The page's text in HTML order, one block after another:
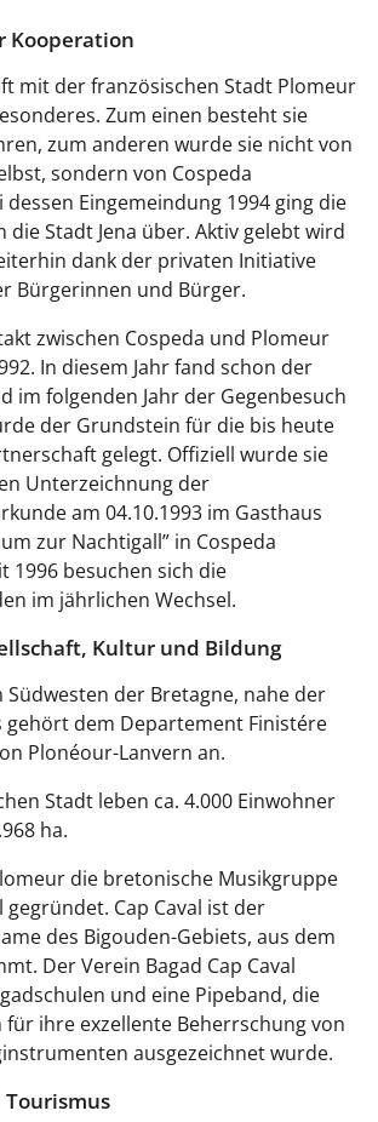
Kooperation
mit der französischen Stadt Plomeur
Zum einen besteht sie
zum anderen wurde sie nicht von
sondern von Cospeda
dessen Eingemeindung 1994 ging die
die Stadt Jena über. Aktiv gelebt wird
dank der privaten Initiative
Bürgerinnen und Bürger.
zwischen Cospeda und Plomeur
In diesem Jahr fand schon der
im folgenden Jahr der Gegenbesuch
der Grundstein für die bis heute
gelegt. Offiziell wurde sie
Unterzeichnung der
am 04.10.1993 im Gasthaus
zur Nachtigall” in Cospeda
1996 besuchen sich die
im jährlichen Wechsel.
Kultur und Bildung
Südwesten der Bretagne, nahe der
gehört dem Departement Finistére
Plonéour-Lanvern an.
Stadt leben ca. 4.000 Einwohner
ha.
die bretonische Musikgruppe
gegründet. Cap Caval ist der
des Bigouden-Gebiets, aus dem
Der Verein Bagad Cap Caval
und eine Pipeband, die
ihre exzellente Beherrschung von
ausgezeichnet wurde.